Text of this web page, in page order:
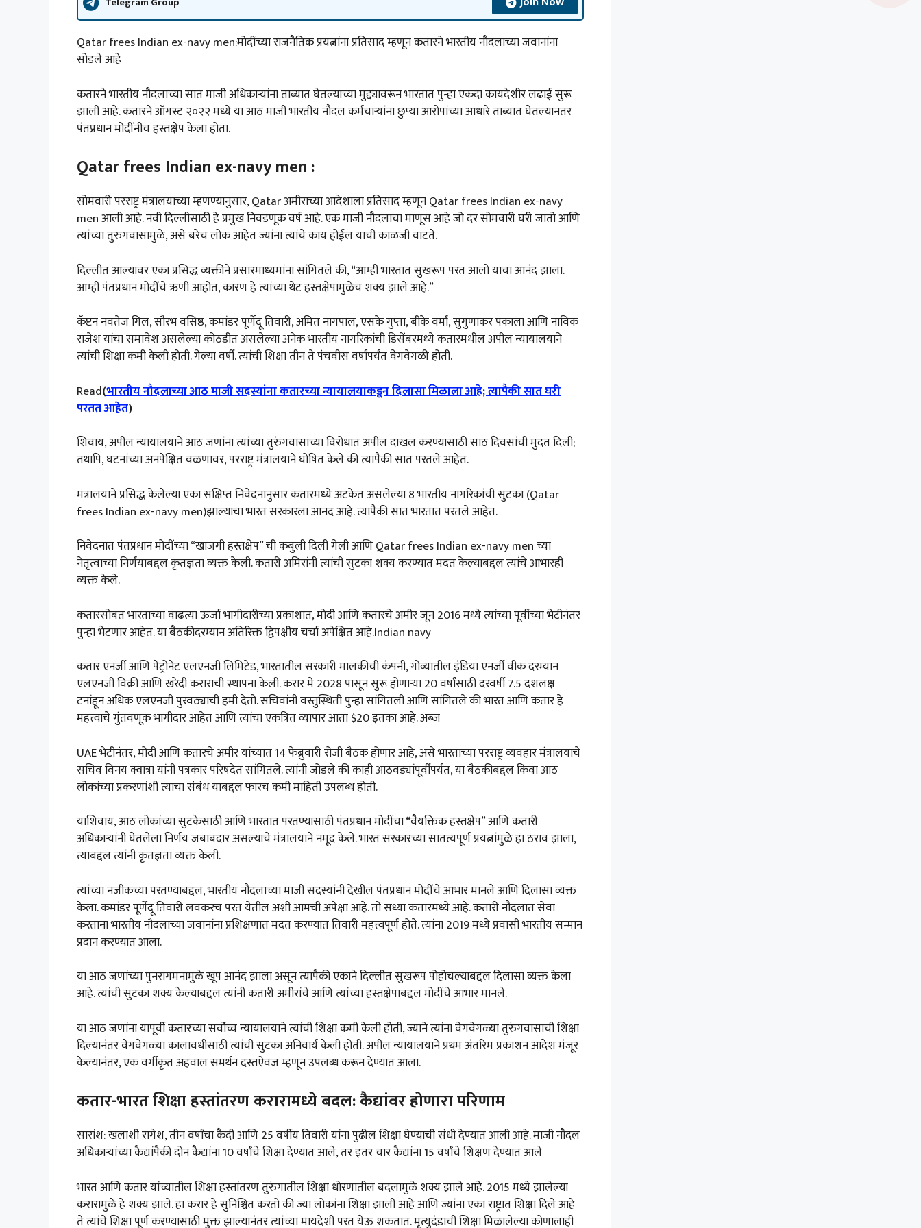
Qatar frees Indian ex-navy men:मोदींच्या राजनैतिक प्रयत्नांना प्रतिसाद म्हणून कतारने भारतीय नौदलाच्या जवानांना
सोडले आहे
कतारने भारतीय नौदलाच्या सात माजी अधिकाऱ्यांना ताब्यात घेतल्याच्या मुद्द्यावरून भारतात पुन्हा एकदा कायदेशीर लढाई सुरू
झाली आहे. कतारने ऑगस्ट २०२२ मध्ये या आठ माजी भारतीय नौदल कर्मचाऱ्यांना छुप्या आरोपांच्या आधारे ताब्यात घेतल्यानंतर
पंतप्रधान मोदींनीच हस्तक्षेप केला होता.
Qatar frees Indian ex-navy men :
सोमवारी परराष्ट्र मंत्रालयाच्या म्हणण्यानुसार, Qatar अमीराच्या आदेशाला प्रतिसाद म्हणून Qatar frees Indian ex-navy
men आली आहे. नवी दिल्लीसाठी हे प्रमुख निवडणूक वर्ष आहे. एक माजी नौदलाचा माणूस आहे जो दर सोमवारी घरी जातो आणि
त्यांच्या तुरुंगवासामुळे, असे बरेच लोक आहेत ज्यांना त्यांचे काय होईल याची काळजी वाटते.
दिल्लीत आल्यावर एका प्रसिद्ध व्यक्तीने प्रसारमाध्यमांना सांगितले की, “आम्ही भारतात सुखरूप परत आलो याचा आनंद झाला.
आम्ही पंतप्रधान मोदींचे ऋणी आहोत, कारण हे त्यांच्या थेट हस्तक्षेपामुळेच शक्य झाले आहे.”
कॅप्टन नवतेज गिल, सौरभ वसिष्ठ, कमांडर पूर्णेंदू तिवारी, अमित नागपाल, एसके गुप्ता, बीके वर्मा, सुगुणाकर पकाला आणि नाविक
राजेश यांचा समावेश असलेल्या कोठडीत असलेल्या अनेक भारतीय नागरिकांची डिसेंबरमध्ये कतारमधील अपील न्यायालयाने
त्यांची शिक्षा कमी केली होती. गेल्या वर्षी. त्यांची शिक्षा तीन ते पंचवीस वर्षांपर्यंत वेगवेगळी होती.
Read(भारतीय नौदलाच्या आठ माजी सदस्यांना कतारच्या न्यायालयाकडून दिलासा मिळाला आहे; त्यापैकी सात घरी
परतत आहेत)
शिवाय, अपील न्यायालयाने आठ जणांना त्यांच्या तुरुंगवासाच्या विरोधात अपील दाखल करण्यासाठी साठ दिवसांची मुदत दिली;
तथापि, घटनांच्या अनपेक्षित वळणावर, परराष्ट्र मंत्रालयाने घोषित केले की त्यापैकी सात परतले आहेत.
मंत्रालयाने प्रसिद्ध केलेल्या एका संक्षिप्त निवेदनानुसार कतारमध्ये अटकेत असलेल्या 8 भारतीय नागरिकांची सुटका (Qatar
frees Indian ex-navy men)झाल्याचा भारत सरकारला आनंद आहे. त्यापैकी सात भारतात परतले आहेत.
निवेदनात पंतप्रधान मोदींच्या “खाजगी हस्तक्षेप” ची कबुली दिली गेली आणि Qatar frees Indian ex-navy men च्या
नेतृत्वाच्या निर्णयाबद्दल कृतज्ञता व्यक्त केली. कतारी अमिरांनी त्यांची सुटका शक्य करण्यात मदत केल्याबद्दल त्यांचे आभारही
व्यक्त केले.
कतारसोबत भारताच्या वाढत्या ऊर्जा भागीदारीच्या प्रकाशात, मोदी आणि कतारचे अमीर जून 2016 मध्ये त्यांच्या पूर्वीच्या भेटीनंतर
पुन्हा भेटणार आहेत. या बैठकीदरम्यान अतिरिक्त द्विपक्षीय चर्चा अपेक्षित आहे.Indian navy
कतार एनर्जी आणि पेट्रोनेट एलएनजी लिमिटेड, भारतातील सरकारी मालकीची कंपनी, गोव्यातील इंडिया एनर्जी वीक दरम्यान
एलएनजी विक्री आणि खरेदी कराराची स्थापना केली. करार मे 2028 पासून सुरू होणाऱ्या 20 वर्षांसाठी दरवर्षी 7.5 दशलक्ष
टनांहून अधिक एलएनजी पुरवठ्याची हमी देतो. सचिवांनी वस्तुस्थिती पुन्हा सांगितली आणि सांगितले की भारत आणि कतार हे
महत्त्वाचे गुंतवणूक भागीदार आहेत आणि त्यांचा एकत्रित व्यापार आता $20 इतका आहे. अब्ज
UAE भेटीनंतर, मोदी आणि कतारचे अमीर यांच्यात 14 फेब्रुवारी रोजी बैठक होणार आहे, असे भारताच्या परराष्ट्र व्यवहार मंत्रालयाचे
सचिव विनय क्वात्रा यांनी पत्रकार परिषदेत सांगितले. त्यांनी जोडले की काही आठवड्यांपूर्वीपर्यंत, या बैठकीबद्दल किंवा आठ
लोकांच्या प्रकरणांशी त्याचा संबंध याबद्दल फारच कमी माहिती उपलब्ध होती.
याशिवाय, आठ लोकांच्या सुटकेसाठी आणि भारतात परतण्यासाठी पंतप्रधान मोदींचा “वैयक्तिक हस्तक्षेप” आणि कतारी
अधिकाऱ्यांनी घेतलेला निर्णय जबाबदार असल्याचे मंत्रालयाने नमूद केले. भारत सरकारच्या सातत्यपूर्ण प्रयत्नांमुळे हा ठराव झाला,
त्याबद्दल त्यांनी कृतज्ञता व्यक्त केली.
त्यांच्या नजीकच्या परतण्याबद्दल, भारतीय नौदलाच्या माजी सदस्यांनी देखील पंतप्रधान मोदींचे आभार मानले आणि दिलासा व्यक्त
केला. कमांडर पूर्णेंदू तिवारी लवकरच परत येतील अशी आमची अपेक्षा आहे. तो सध्या कतारमध्ये आहे. कतारी नौदलात सेवा
करताना भारतीय नौदलाच्या जवानांना प्रशिक्षणात मदत करण्यात तिवारी महत्त्वपूर्ण होते. त्यांना 2019 मध्ये प्रवासी भारतीय सन्मान
प्रदान करण्यात आला.
या आठ जणांच्या पुनरागमनामुळे खूप आनंद झाला असून त्यापैकी एकाने दिल्लीत सुखरूप पोहोचल्याबद्दल दिलासा व्यक्त केला
आहे. त्यांची सुटका शक्य केल्याबद्दल त्यांनी कतारी अमीरांचे आणि त्यांच्या हस्तक्षेपाबद्दल मोदींचे आभार मानले.
या आठ जणांना यापूर्वी कतारच्या सर्वोच्च न्यायालयाने त्यांची शिक्षा कमी केली होती, ज्याने त्यांना वेगवेगळ्या तुरुंगवासाची शिक्षा
दिल्यानंतर वेगवेगळ्या कालावधीसाठी त्यांची सुटका अनिवार्य केली होती. अपील न्यायालयाने प्रथम अंतरिम प्रकाशन आदेश मंजूर
केल्यानंतर, एक वर्गीकृत अहवाल समर्थन दस्तऐवज म्हणून उपलब्ध करून देण्यात आला.
कतार-भारत शिक्षा हस्तांतरण करारामध्ये बदल: कैद्यांवर होणारा परिणाम
सारांश: खलाशी रागेश, तीन वर्षांचा कैदी आणि 25 वर्षीय तिवारी यांना पुढील शिक्षा घेण्याची संधी देण्यात आली आहे. माजी नौदल
अधिकाऱ्यांच्या कैद्यांपैकी दोन कैद्यांना 10 वर्षांचे शिक्षा देण्यात आले, तर इतर चार कैद्यांना 15 वर्षांचे शिक्षण देण्यात आले
भारत आणि कतार यांच्यातील शिक्षा हस्तांतरण तुरुंगातील शिक्षा धोरणातील बदलामुळे शक्य झाले आहे. 2015 मध्ये झालेल्या
करारामुळे हे शक्य झाले. हा करार हे सुनिश्चित करतो की ज्या लोकांना शिक्षा झाली आहे आणि ज्यांना एका राष्ट्रात शिक्षा दिले आहे
ते त्यांचे शिक्षा पूर्ण करण्यासाठी मुक्त झाल्यानंतर त्यांच्या मायदेशी परत येऊ शकतात. मृत्युदंडाची शिक्षा मिळालेल्या कोणालाही